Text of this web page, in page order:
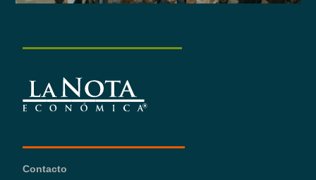
Contacto